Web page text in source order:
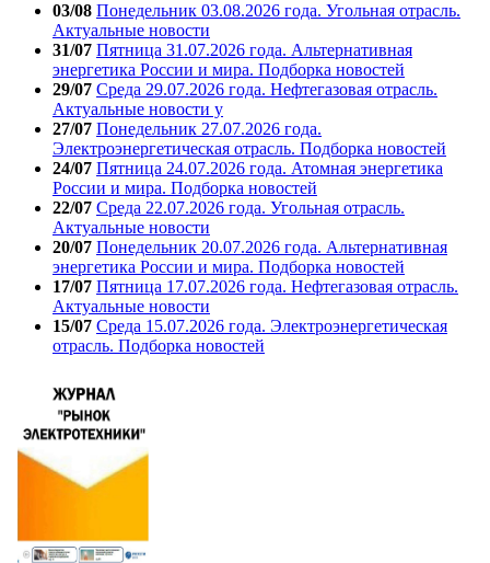
03/08 Понедельник 03.08.2026 года. Угольная отрасль.
Актуальные новости
31/07 Пятница 31.07.2026 года. Альтернативная
энергетика России и мира. Подборка новостей
29/07 Среда 29.07.2026 года. Нефтегазовая отрасль.
Актуальные новости у
27/07 Понедельник 27.07.2026 года.
Электроэнергетическая отрасль. Подборка новостей
24/07 Пятница 24.07.2026 года. Атомная энергетика
России и мира. Подборка новостей
22/07 Среда 22.07.2026 года. Угольная отрасль.
Актуальные новости
20/07 Понедельник 20.07.2026 года. Альтернативная
энергетика России и мира. Подборка новостей
17/07 Пятница 17.07.2026 года. Нефтегазовая отрасль.
Актуальные новости
15/07 Среда 15.07.2026 года. Электроэнергетическая
отрасль. Подборка новостей